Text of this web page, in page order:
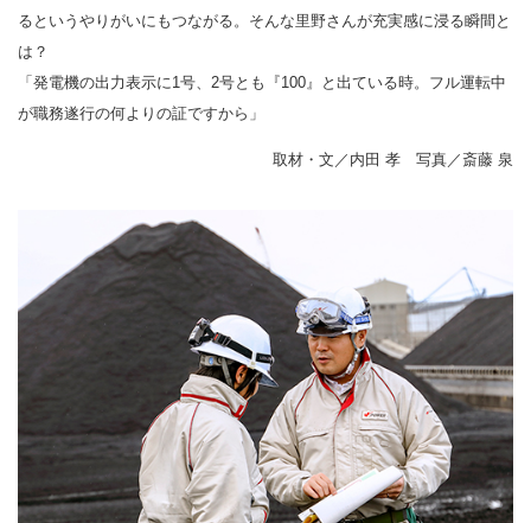
るというやりがいにもつながる。そんな里野さんが充実感に浸る瞬間と
は？
「発電機の出力表示に1号、2号とも『100』と出ている時。フル運転中
が職務遂行の何よりの証ですから」
取材・文／内田 孝 写真／斎藤 泉